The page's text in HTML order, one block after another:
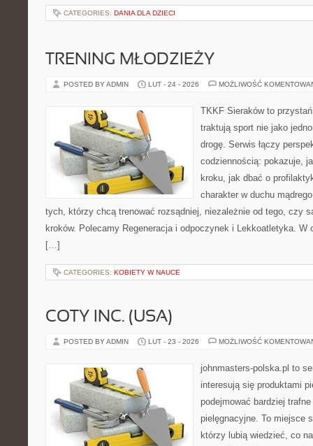
CATEGORIES: DANIA DLA DZIECI
TRENING MŁODZIEŻY
POSTED BY ADMIN LUT - 24 - 2026 MOŻLIWOŚĆ
TKKF Sieraków to
traktują sport nie jako
drogę. Serwis łączy
codziennością: pokazuje,
kroku, jak dbać o
charakter w duchu
tych, którzy chcą trenować rozsądniej, niezależnie od tego, czy
kroków. Polecamy Regeneracja i odpoczynek i Lekkoatletyka. W
[…]
CATEGORIES: KOBIETY W NAUCE
COTY INC. (USA)
POSTED BY ADMIN LUT - 23 - 2026 MOŻLIWOŚĆ
johnmasters-polska.pl to
interesują się produktami
podejmować bardziej
pielęgnacyjne. To miejsce
którzy lubią wiedzieć, co